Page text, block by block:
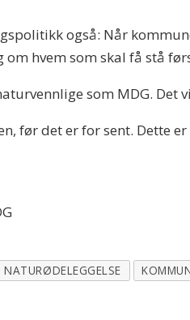
også: Når
hvem som skal få stå
som MDG. Det
før det er for sent. Dette
NATURØDELEGGELSE